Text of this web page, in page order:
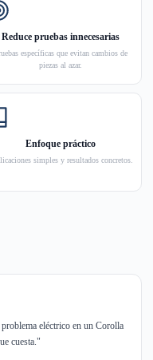
Reduce pruebas innecesarias
específicas que evitan cambios de
piezas al azar.
Enfoque práctico
simples y resultados concretos.
eléctrico en un Corolla
cuesta."